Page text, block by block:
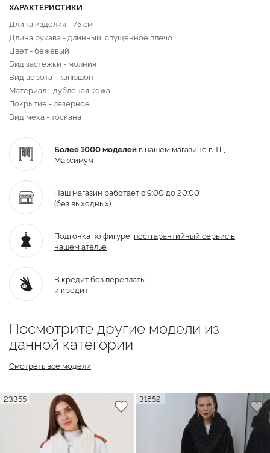
ХАРАКТЕРИСТИКИ
Длина изделия - 75 см
Длина рукава - длинный, спущенное плечо
Цвет - бежевый
Вид застежки - молния
Вид ворота - капюшон
Материал - дубленая кожа
Покрытие - лазерное
Вид меха - тоскана
Более 1000 моделей в нашем магазине в ТЦ
Максимум
Наш магазин работает с 9:00 до 20:00
(без выходных)
Подгонка по фигуре, постгарантийный сервис в
нашем ателье
В кредит без переплаты
и кредит
Посмотрите другие модели из
данной категории
Смотреть все модели
23355 31852